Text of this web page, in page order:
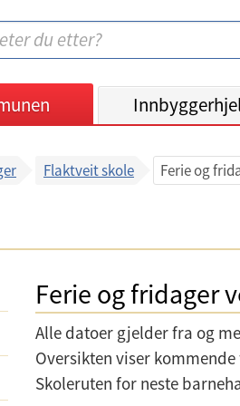
Flaktveit skole Ferie og
Ferie og fridager
Alle datoer gjelder fra og
Oversikten viser
Skoleruten for neste